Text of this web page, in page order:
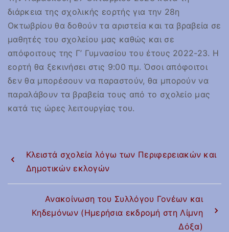
διάρκεια της σχολικής εορτής για την 28η
Οκτωβρίου θα δοθούν τα αριστεία και τα βραβεία σε
μαθητές του σχολείου μας καθώς και σε
απόφοιτους της Γ’ Γυμνασίου του έτους 2022-23. Η
εορτή θα ξεκινήσει στις 9:00 πμ. Όσοι απόφοιτοι
δεν θα μπορέσουν να παραστούν, θα μπορούν να
παραλάβουν τα βραβεία τους από το σχολείο μας
κατά τις ώρες λειτουργίας του.
Κλειστά σχολεία λόγω των Περιφερειακών και
Δημοτικών εκλογών
Ανακοίνωση του Συλλόγου Γονέων και
Κηδεμόνων (Ημερήσια εκδρομή στη Λίμνη
Δόξα)